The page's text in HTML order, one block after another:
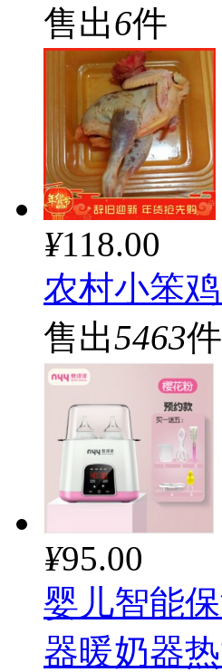
售出6件
¥118.00
农村小笨
售出5463件
¥95.00
婴儿智能
器暖奶器